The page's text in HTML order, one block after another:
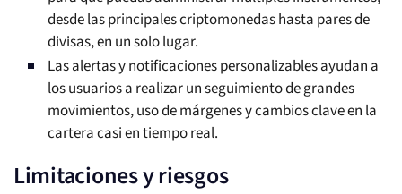
desde las principales criptomonedas hasta pares de
divisas, en un solo lugar.
Las alertas y notificaciones personalizables ayudan a
los usuarios a realizar un seguimiento de grandes
movimientos, uso de márgenes y cambios clave en la
cartera casi en tiempo real.
Limitaciones y riesgos